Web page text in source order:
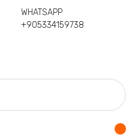
WHATSAPP
+905334159738